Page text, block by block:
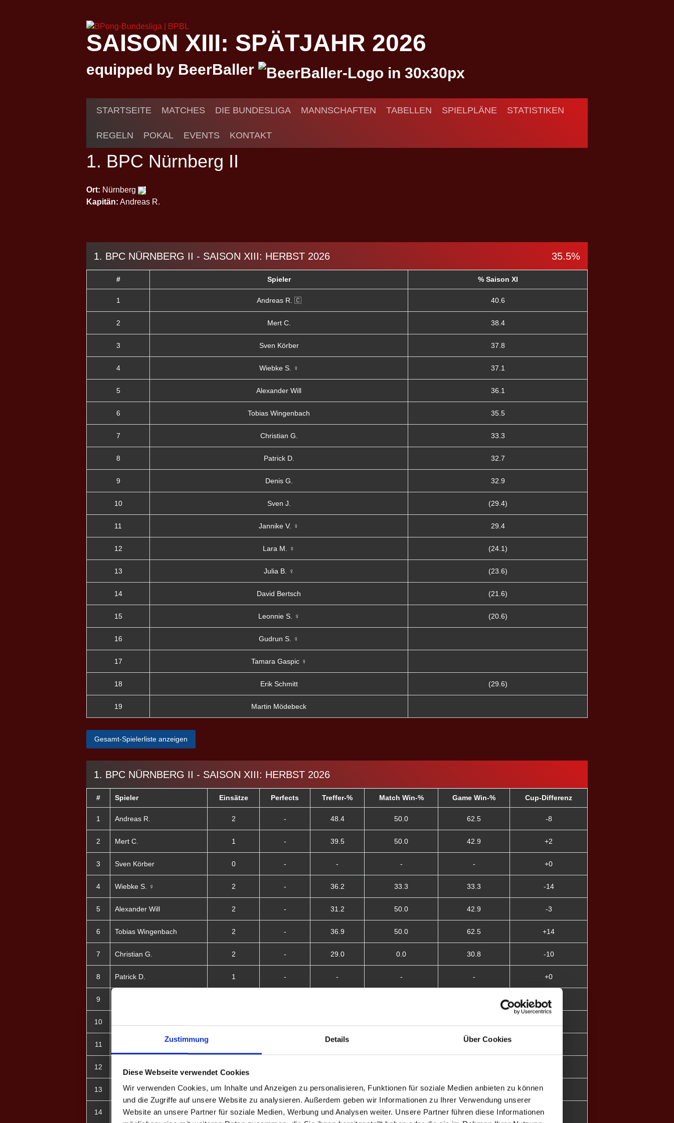
Zustimmung Details Über Cookies
Diese Webseite verwendet Cookies
Wir verwenden Cookies, um Inhalte und Anzeigen zu personalisieren, Funktionen für soziale Medien anbieten zu können
und die Zugriffe auf unsere Website zu analysieren. Außerdem geben wir Informationen zu Ihrer Verwendung unserer
Website an unsere Partner für soziale Medien, Werbung und Analysen weiter. Unsere Partner führen diese Informationen
SAISON XIII: SPÄTJAHR 2026
equipped by BeerBaller
STARTSEITE MATCHES DIE BUNDESLIGA MANNSCHAFTEN TABELLEN SPIELPLÄNE STATISTIKEN
REGELN POKAL EVENTS KONTAKT
1. BPC Nürnberg II
Ort: Nürnberg
Kapitän: Andreas R.
1. BPC NÜRNBERG II - SAISON XIII: HERBST 2026 35.5%
# Spieler % Saison XI
1 Andreas R. 🇨 40.6
2 Mert C. 38.4
3 Sven Körber 37.8
4 Wiebke S. ♀ 37.1
5 Alexander Will 36.1
6 Tobias Wingenbach 35.5
7 Christian G. 33.3
8 Patrick D. 32.7
9 Denis G. 32.9
10 Sven J. (29.4)
11 Jannike V. ♀ 29.4
12 Lara M. ♀ (24.1)
13 Julia B. ♀ (23.6)
14 David Bertsch (21.6)
15 Leonnie S. ♀ (20.6)
16 Gudrun S. ♀
17 Tamara Gaspic ♀
18 Erik Schmitt (29.6)
19 Martin Mödebeck
Gesamt-Spielerliste anzeigen
1. BPC NÜRNBERG II - SAISON XIII: HERBST 2026
# Spieler Einsätze Perfects Treffer-% Match Win-% Game Win-% Cup-Differenz
1 Andreas R. 2 - 48.4 50.0 62.5 -8
2 Mert C. 1 - 39.5 50.0 42.9 +2
3 Sven Körber 0 - - - - +0
4 Wiebke S. ♀ 2 - 36.2 33.3 33.3 -14
5 Alexander Will 2 - 31.2 50.0 42.9 -3
6 Tobias Wingenbach 2 - 36.9 50.0 62.5 +14
7 Christian G. 2 - 29.0 0.0 30.8 -10
8 Patrick D. 1 - - - - +0
9 +11
10
11 - -
12
13 Julia B. ♀ 2 - 29.7 100.0 66.7
14 David Bertsch 0 - - - -